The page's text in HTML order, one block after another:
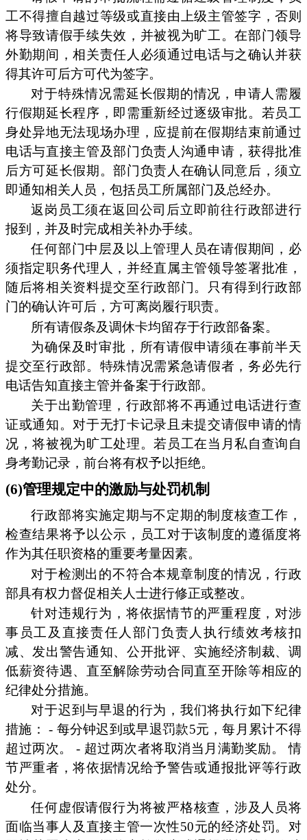
工不得擅自越过等级或直接由上级主管签字，否则
将导致请假手续失效，并被视为旷工。在部门领导
外勤期间，相关责任人必须通过电话与之确认并获
得其许可后方可代为签字。
对于特殊情况需延长假期的情况，申请人需履
行假期延长程序，即需重新经过逐级审批。若员工
身处异地无法现场办理，应提前在假期结束前通过
电话与直接主管及部门负责人沟通申请，获得批准
后方可延长假期。部门负责人在确认同意后，须立
即通知相关人员，包括员工所属部门及总经办。
返岗员工须在返回公司后立即前往行政部进行
报到，并及时完成相关补办手续。
任何部门中层及以上管理人员在请假期间，必
须指定职务代理人，并经直属主管领导签署批准，
随后将相关资料提交至行政部门。只有得到行政部
门的确认许可后，方可离岗履行职责。
所有请假条及调休卡均留存于行政部备案。
为确保及时审批，所有请假申请须在事前半天
提交至行政部。特殊情况需紧急请假者，务必先行
电话告知直接主管并备案于行政部。
关于出勤管理，行政部将不再通过电话进行查
证或通知。对于无打卡记录且未提交请假申请的情
况，将被视为旷工处理。若员工在当月私自查询自
身考勤记录，前台将有权予以拒绝。
(6)管理规定中的激励与处罚机制
行政部将实施定期与不定期的制度核查工作，
检查结果将予以公示，员工对于该制度的遵循度将
作为其任职资格的重要考量因素。
对于检测出的不符合本规章制度的情况，行政
部具有权力督促相关人士进行修正或整改。
针对违规行为，将依据情节的严重程度，对涉
事员工及直接责任人部门负责人执行绩效考核扣
减、发出警告通知、公开批评、实施经济制裁、调
低薪资待遇、直至解除劳动合同直至开除等相应的
纪律处分措施。
对于迟到与早退的行为，我们将执行如下纪律
措施： - 每分钟迟到或早退罚款5元，每月累计不得
超过两次。 - 超过两次者将取消当月满勤奖励。 情
节严重者，将依据情况给予警告或通报批评等行政
处分。
任何虚假请假行为将被严格核查，涉及人员将
面临当事人及直接主管一次性50元的经济处罚。对